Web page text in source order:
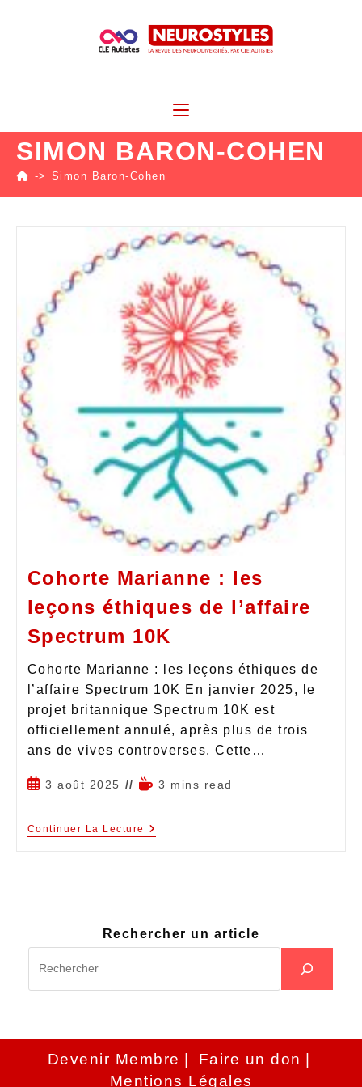
SIMON BARON-COHEN
-> Simon Baron-Cohen
Cohorte Marianne : les
leçons éthiques de l’affaire
Spectrum 10K
Cohorte Marianne : les leçons éthiques de
l’affaire Spectrum 10K En janvier 2025, le
projet britannique Spectrum 10K est
officiellement annulé, après plus de trois
ans de vives controverses. Cette…
3 août 2025 3 mins read
Continuer La Lecture
Rechercher un article
Devenir Membre
Faire un don
Mentions Légales